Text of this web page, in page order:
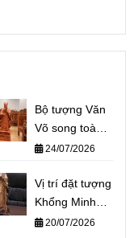
Bộ tượng Văn
Võ song toàn
Khổng Minh –
nghĩa và cách
đặt trên bàn
làm việc
24/07/2026
Vị trí đặt tượng
Khổng Minh
chuẩn phong
20/07/2026